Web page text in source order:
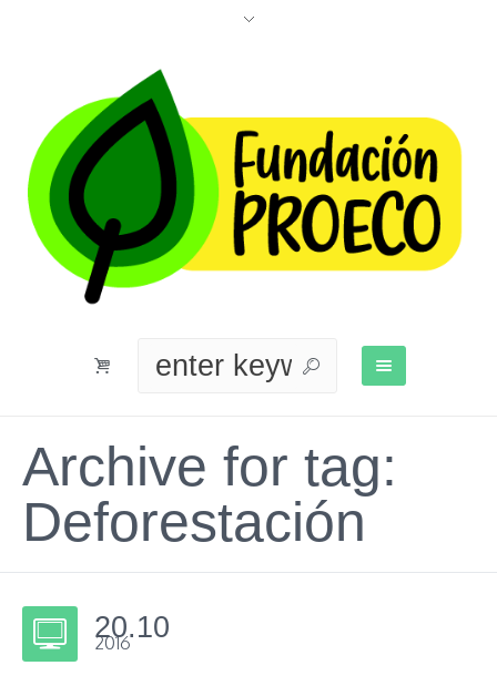
Archive for tag:
Deforestación
20.10
2016